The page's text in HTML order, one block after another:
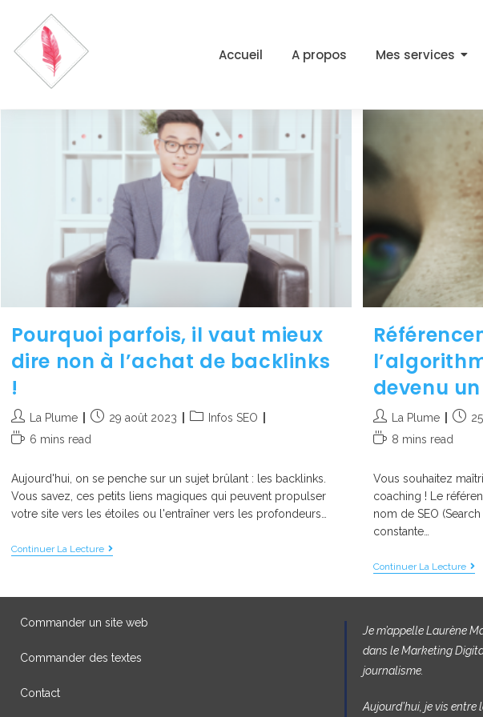
Accueil A propos Mes services
Pourquoi parfois, il vaut mieux
dire non à l’achat de backlinks
!
La Plume 29 août 2023
Infos SEO
6 mins read
Aujourd'hui, on se penche sur un sujet brûlant : les backlinks.
Vous savez, ces petits liens magiques qui peuvent propulser
votre site vers les étoiles ou l'entraîner vers les profondeurs…
Continuer La Lecture
devenu
La Plume
8 mins read
Vous souhaitez
coaching ! Le
nom de SEO
constante…
Continuer La Lecture
Commander un site web
Commander des textes
Contact
Je m’appelle Laurène
dans le Marketing
journalisme.
Aujourd’hui, je vis entre